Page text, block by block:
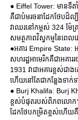
● Eiffel Tower: មានទីត
គឺជាប៉មរចនាដែកថែបដ៏
វាឈរនៅកម្ពស់ 324 ម៉ែ
សមត្ថភាពវិស្វកម្មនៃពេល
●អគារ Empire State:
សហរដ្ឋអាមេរិកគឺជាអគា
1931 វាជាអគារខ្ពស់ជ
ហើយនៅតែជាកន្លែងទា
● Burj Khalifa: Burj
ខ្ពស់បំផុតរបស់ពិភពលោក។
ដែកថែបកម្រិតខ្ពស់ហើយ